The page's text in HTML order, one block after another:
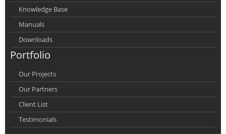
Knowledge Base
Manuals
Downloads
Portfolio
Our Projects
Our Partners
Client List
Testimonials